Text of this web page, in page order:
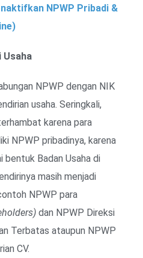
NPWP Pribadi &
Usaha
NPWP dengan NIK
usaha. Seringkali,
karena para
NPWP pribadinya, karena
bentuk Badan Usaha di
masih menjadi
NPWP para
dan NPWP Direksi
Terbatas ataupun NPWP
CV.